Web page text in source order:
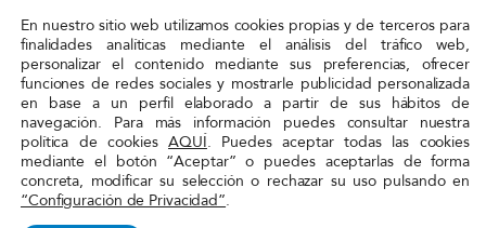
Red
Acoge
Inicio»Actualidad» OFERTA DE EMPLEO:
Especialista marketing digital
(relaciones estratégicas)
En nuestro sitio web utilizamos cookies propias y de terceros para
finalidades analíticas mediante el análisis del tráfico web,
personalizar el contenido mediante sus preferencias, ofrecer
funciones de redes sociales y mostrarle publicidad personalizada
en base a un perfil elaborado a partir de sus hábitos de
navegación. Para más información puedes consultar nuestra
política de cookiesAQUÍ. Puedes aceptar todas las cookies
mediante el botón “Aceptar” o puedes aceptarlas de forma
concreta, modificar su selección o rechazar su uso pulsando en
“Configuración de Privacidad”.